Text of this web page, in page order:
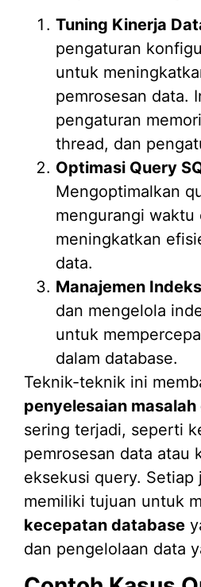
Tuning Kinerja
pengaturan
untuk
pemrosesan data.
pengaturan
thread, dan
Optimasi Query
Mengoptimalkan
mengurangi waktu
meningkatkan
data.
Manajemen
dan mengelola
untuk
dalam database.
Teknik-teknik ini
penyelesaian
sering terjadi, seperti
pemrosesan data atau
eksekusi query. Setiap
memiliki tujuan untuk
kecepatan database
dan pengelolaan data